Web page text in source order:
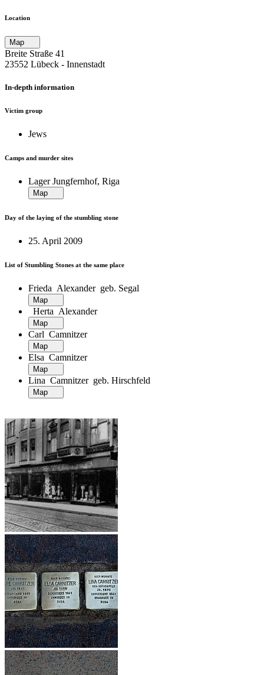
Location
Breite Straße 41
23552 Lübeck ‐ Innenstadt
In-depth information
Victim group
Jews
Camps and murder sites
Lager Jungfernhof, Riga
Day of the laying of the stumbling stone
25. April 2009
List of Stumbling Stones at the same place
Frieda Alexander geb. Segal
Herta Alexander
Carl Camnitzer
Elsa Camnitzer
Lina Camnitzer geb. Hirschfeld